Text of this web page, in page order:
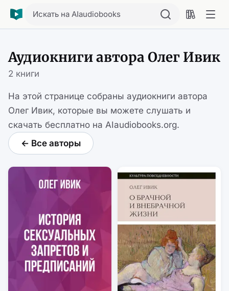
Искать на AIaudiobooks
Аудиокниги автора Олег Ивик
2 книги
На этой странице собраны аудиокниги автора
Олег Ивик, которые вы можете слушать и
скачать бесплатно на AIaudiobooks.org.
← Все авторы